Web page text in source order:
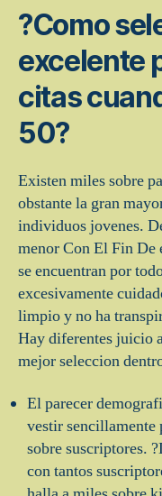
?Como
excelente
citas
50?
Existen miles sobre
obstante la gran
individuos jovenes.
menor Con El Fin De
se encuentran por
excesivamente
limpio y no ha
Hay diferentes juicio
mejor seleccion
El parecer
vestir sencillamente
sobre suscriptores.
con tantos